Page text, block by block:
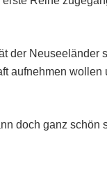
der Neuseeländer
aufnehmen
doch ganz schön